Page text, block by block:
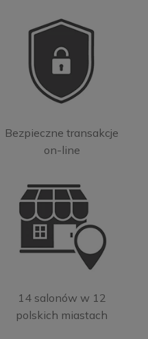
Bezpieczne transakcje
on-line
14 salonów w 12
polskich miastach